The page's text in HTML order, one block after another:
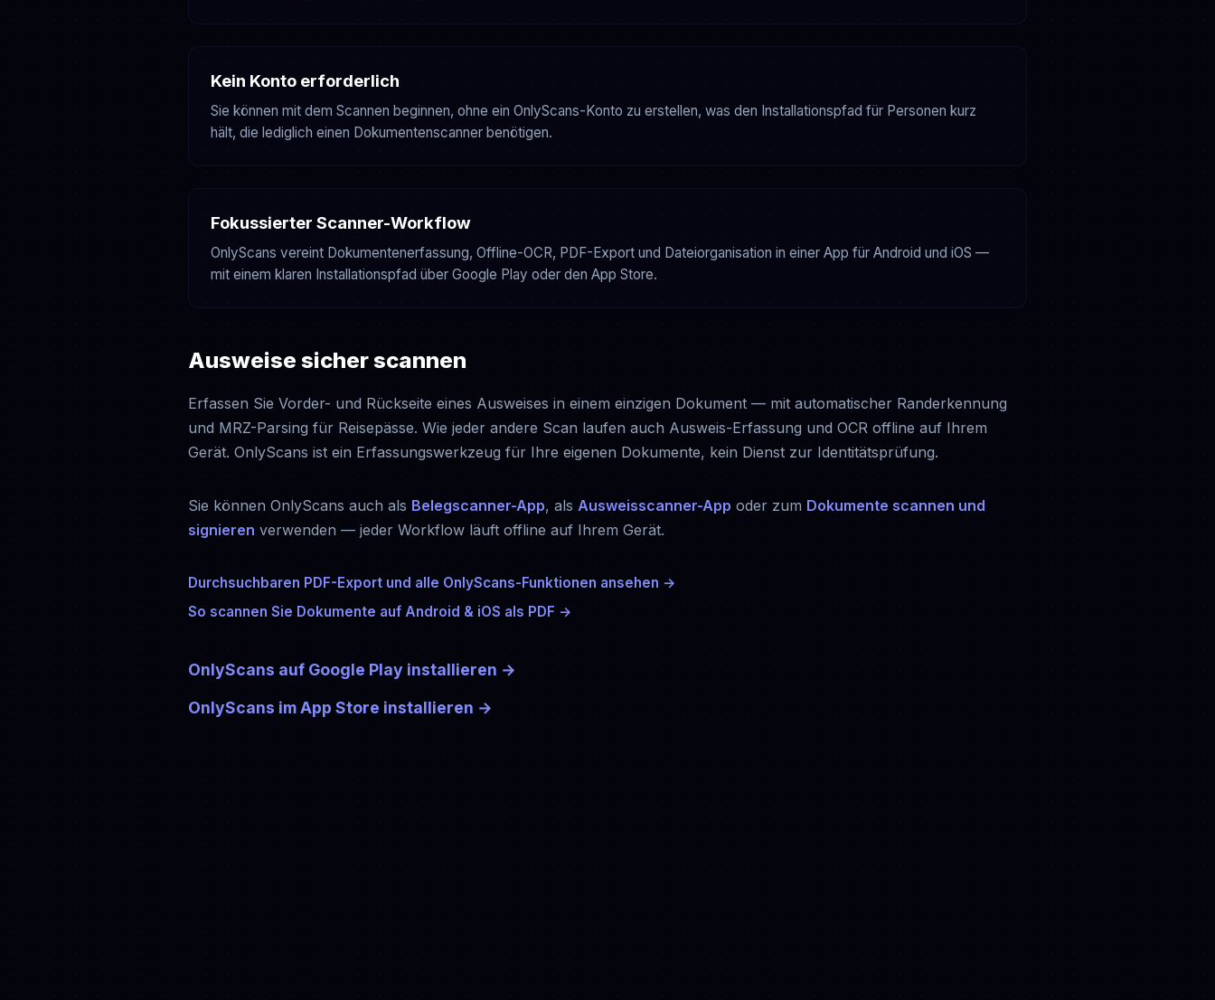
Kein Konto erforderlich
Sie können mit dem Scannen beginnen, ohne ein OnlyScans-Konto zu erstellen, was den Installationspfad für Personen kurz
hält, die lediglich einen Dokumentenscanner benötigen.
Fokussierter Scanner-Workflow
OnlyScans vereint Dokumentenerfassung, Offline-OCR, PDF-Export und Dateiorganisation in einer App für Android und iOS —
mit einem klaren Installationspfad über Google Play oder den App Store.
Ausweise sicher scannen
Erfassen Sie Vorder- und Rückseite eines Ausweises in einem einzigen Dokument — mit automatischer Randerkennung
und MRZ-Parsing für Reisepässe. Wie jeder andere Scan laufen auch Ausweis-Erfassung und OCR offline auf Ihrem
Gerät. OnlyScans ist ein Erfassungswerkzeug für Ihre eigenen Dokumente, kein Dienst zur Identitätsprüfung.
Sie können OnlyScans auch als Belegscanner-App, als Ausweisscanner-App oder zum Dokumente scannen und
signieren verwenden — jeder Workflow läuft offline auf Ihrem Gerät.
Durchsuchbaren PDF-Export und alle OnlyScans-Funktionen ansehen →
So scannen Sie Dokumente auf Android & iOS als PDF →
OnlyScans auf Google Play installieren →
OnlyScans im App Store installieren →